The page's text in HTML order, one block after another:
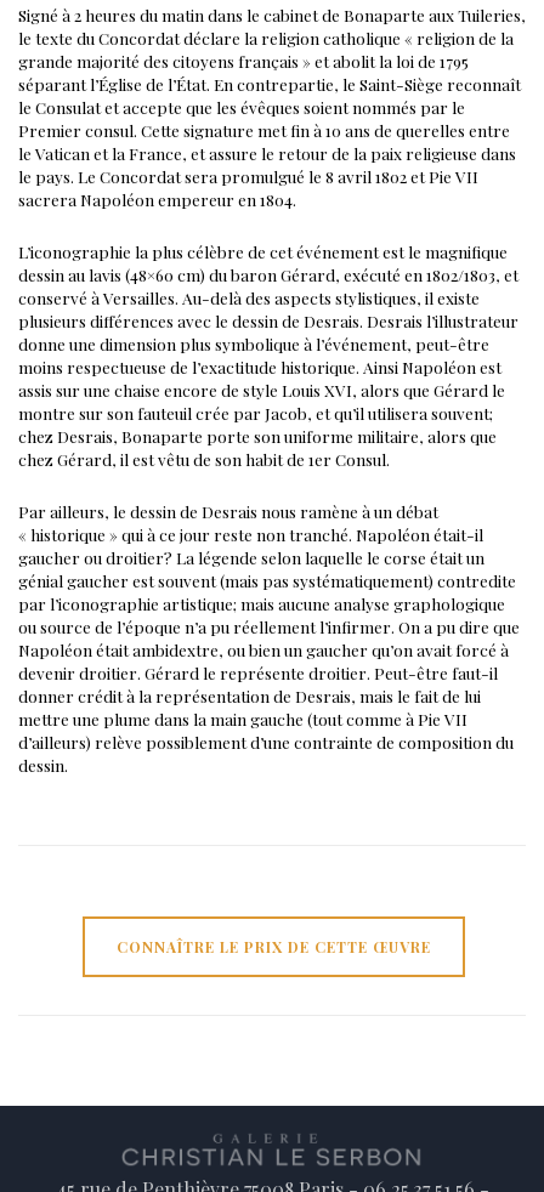
Signé à 2 heures du matin dans le cabinet de Bonaparte aux Tuileries,
le texte du Concordat déclare la religion catholique « religion de la
grande majorité des citoyens français » et abolit la loi de 1795
séparant l’Église de l’État. En contrepartie, le Saint-Siège reconnaît
le Consulat et accepte que les évêques soient nommés par le
Premier consul. Cette signature met fin à 10 ans de querelles entre
le Vatican et la France, et assure le retour de la paix religieuse dans
le pays. Le Concordat sera promulgué le 8 avril 1802 et Pie VII
sacrera Napoléon empereur en 1804.
L’iconographie la plus célèbre de cet événement est le magnifique
dessin au lavis (48×60 cm) du baron Gérard, exécuté en 1802/1803, et
conservé à Versailles. Au-delà des aspects stylistiques, il existe
plusieurs différences avec le dessin de Desrais. Desrais l’illustrateur
donne une dimension plus symbolique à l’événement, peut-être
moins respectueuse de l’exactitude historique. Ainsi Napoléon est
assis sur une chaise encore de style Louis XVI, alors que Gérard le
montre sur son fauteuil crée par Jacob, et qu’il utilisera souvent;
chez Desrais, Bonaparte porte son uniforme militaire, alors que
chez Gérard, il est vêtu de son habit de 1er Consul.
Par ailleurs, le dessin de Desrais nous ramène à un débat
« historique » qui à ce jour reste non tranché. Napoléon était-il
gaucher ou droitier? La légende selon laquelle le corse était un
génial gaucher est souvent (mais pas systématiquement) contredite
par l’iconographie artistique; mais aucune analyse graphologique
ou source de l’époque n’a pu réellement l’infirmer. On a pu dire que
Napoléon était ambidextre, ou bien un gaucher qu’on avait forcé à
devenir droitier. Gérard le représente droitier. Peut-être faut-il
donner crédit à la représentation de Desrais, mais le fait de lui
mettre une plume dans la main gauche (tout comme à Pie VII
d’ailleurs) relève possiblement d’une contrainte de composition du
dessin.
CONNAÎTRE LE PRIX DE CETTE ŒUVRE